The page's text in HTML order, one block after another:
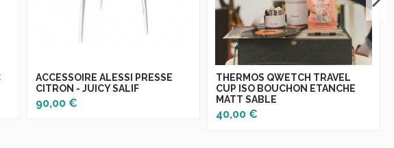
ACCESSOIRE ALESSI PRESSE
CITRON - JUICY SALIF
90,00 €
THERMOS QWETCH TRAVEL
CUP ISO BOUCHON ETANCHE
MATT SABLE
40,00 €